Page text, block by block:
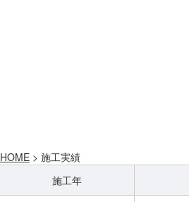
HOME > 施工実績
施工年